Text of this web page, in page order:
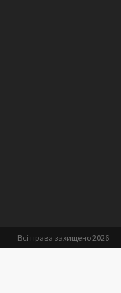
Всі права захищено 2026